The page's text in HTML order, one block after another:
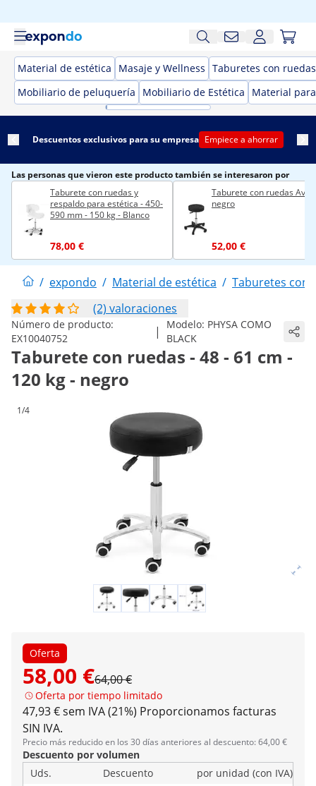
Material de estética Masaje y Wellness Taburetes con
Mobiliario de peluquería
Mobiliario de Estética Material
Descuentos exclusivos para su empresa Empiece a ahorrar
Las personas que vieron este producto también se interesaron por
Taburete con ruedas y
respaldo para estética - 450-
590 mm - 150 kg - Blanco
78,00 €
Taburete con ruedas
negro
52,00 €
/ expondo / Material de estética / Taburetes con
(2) valoraciones
Número de producto:
EX10040752
| Modelo: PHYSA COMO
BLACK
Taburete con ruedas - 48 - 61 cm -
120 kg - negro
1/4
Oferta
58,00 €64,00 €
Oferta por tiempo limitado
47,93 € sem IVA (21%) Proporcionamos facturas
SIN IVA.
Precio más reducido en los 30 días anteriores al descuento: 64,00 €
Descuento por volumen
Uds.
Descuento
por unidad (con IVA)